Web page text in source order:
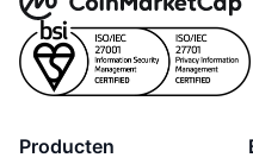
Producten